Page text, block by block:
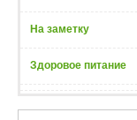
На заметку
Здоровое питание